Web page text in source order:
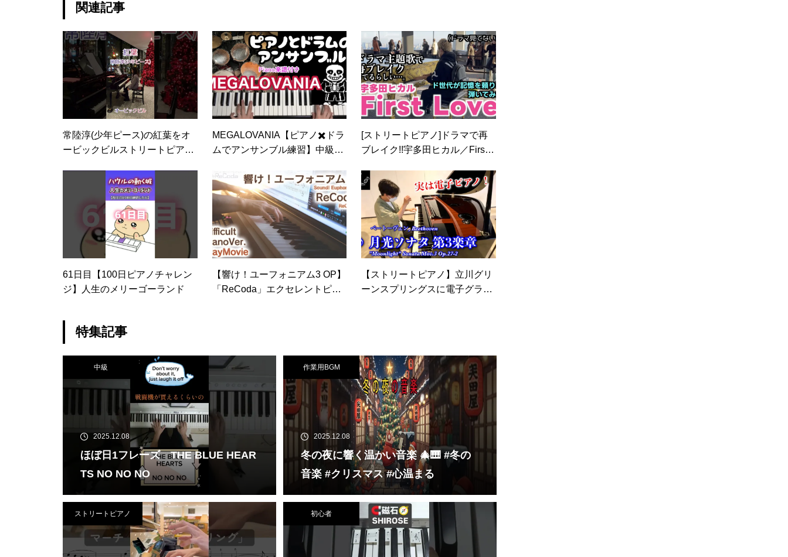
関連記事
常陸淳(少年ピース)の紅葉をオ
ービックビルストリートピアノ
MEGALOVANIA【ピアノ✖️ドラ
ムでアンサンブル練習】中級ピ
[ストリートピアノ]ドラマで再
ブレイク!!宇多田ヒカル／First L
いてみた。
61日目【100日ピアノチャレン
ジ】人生のメリーゴーランド
【響け！ユーフォニアム3 OP】
「ReCoda」エクセレントピア
【ストリートピアノ】立川グリ
ーンスプリングスに電子グラン
特集記事
中級
2025.12.08
ほぼ日1フレーズ THE BLUE HEAR
TS NO NO NO
作業用BGM
2025.12.08
冬の夜に響く温かい音楽 🎄🎹 #冬の
音楽 #クリスマス #心温まる
ストリートピアノ 初心者